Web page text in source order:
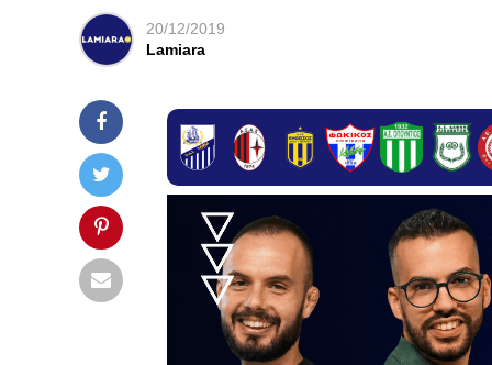
20/12/2019
Lamiara